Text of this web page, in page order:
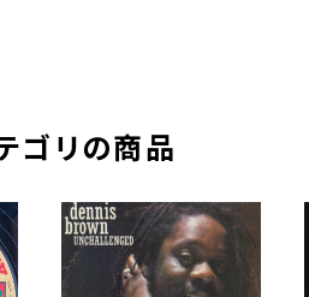
ゴリの商品